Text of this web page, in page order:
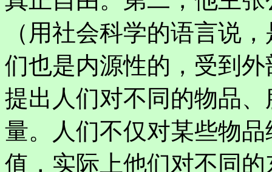
（用社会科学的语言说
们也是内源性的，受到
提出人们对不同的物品
量。人们不仅对某些物
值，实际上他们对不同